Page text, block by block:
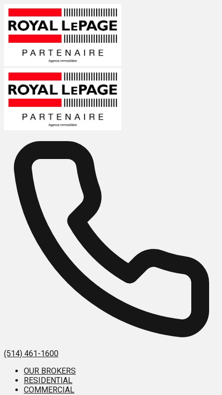
(514) 461-1600
OUR BROKERS
RESIDENTIAL
COMMERCIAL